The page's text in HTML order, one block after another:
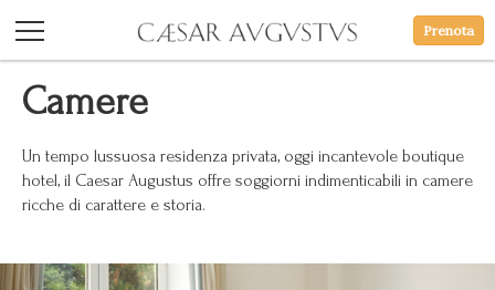
Prenota
Camere
Un tempo lussuosa residenza privata, oggi incantevole boutique
hotel, il Caesar Augustus offre soggiorni indimenticabili in camere
ricche di carattere e storia.